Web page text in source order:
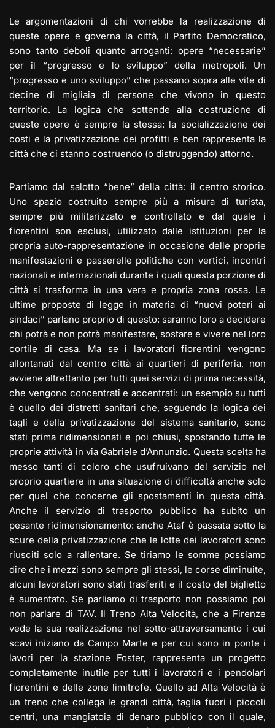
Le argomentazioni di chi vorrebbe la realizzazione di
queste opere e governa la città, il Partito Democratico,
sono tanto deboli quanto arroganti: opere “necessarie”
per il “progresso e lo sviluppo” della metropoli. Un
“progresso e uno sviluppo” che passano sopra alle vite di
decine di migliaia di persone che vivono in questo
territorio. La logica che sottende alla costruzione di
queste opere è sempre la stessa: la socializzazione dei
costi e la privatizzazione dei profitti e ben rappresenta la
città che ci stanno costruendo (o distruggendo) attorno.
Partiamo dal salotto “bene” della città: il centro storico.
Uno spazio costruito sempre più a misura di turista,
sempre più militarizzato e controllato e dal quale i
fiorentini son esclusi, utilizzato dalle istituzioni per la
propria auto-rappresentazione in occasione delle proprie
manifestazioni e passerelle politiche con vertici, incontri
nazionali e internazionali durante i quali questa porzione di
città si trasforma in una vera e propria zona rossa. Le
ultime proposte di legge in materia di “nuovi poteri ai
sindaci” parlano proprio di questo: saranno loro a decidere
chi potrà e non potrà manifestare, sostare e vivere nel loro
cortile di casa. Ma se i lavoratori fiorentini vengono
allontanati dal centro città ai quartieri di periferia, non
avviene altrettanto per tutti quei servizi di prima necessità,
che vengono concentrati e accentrati: un esempio su tutti
è quello dei distretti sanitari che, seguendo la logica dei
tagli e della privatizzazione del sistema sanitario, sono
stati prima ridimensionati e poi chiusi, spostando tutte le
proprie attività in via Gabriele d’Annunzio. Questa scelta ha
messo tanti di coloro che usufruivano del servizio nel
proprio quartiere in una situazione di difficoltà anche solo
per quel che concerne gli spostamenti in questa città.
Anche il servizio di trasporto pubblico ha subito un
pesante ridimensionamento: anche Ataf è passata sotto la
scure della privatizzazione che le lotte dei lavoratori sono
riusciti solo a rallentare. Se tiriamo le somme possiamo
dire che i mezzi sono sempre gli stessi, le corse diminuite,
alcuni lavoratori sono stati trasferiti e il costo del biglietto
è aumentato. Se parliamo di trasporto non possiamo poi
non parlare di TAV. Il Treno Alta Velocità, che a Firenze
vede la sua realizzazione nel sotto-attraversamento i cui
scavi iniziano da Campo Marte e per cui sono in ponte i
lavori per la stazione Foster, rappresenta un progetto
completamente inutile per tutti i lavoratori e i pendolari
fiorentini e delle zone limitrofe. Quello ad Alta Velocità è
un treno che collega le grandi città, taglia fuori i piccoli
centri, una mangiatoia di denaro pubblico con il quale,